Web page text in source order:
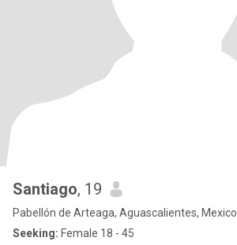
Santiago, 19
Pabellón de Arteaga, Aguascalientes, Mexico
Seeking: Female 18 - 45